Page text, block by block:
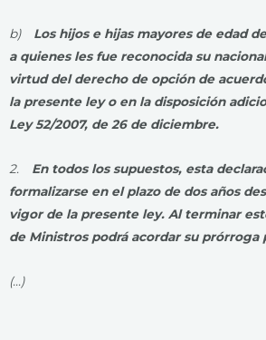
b) Los hijos e hijas mayores de edad
a quienes les fue reconocida su
virtud del derecho de opción de
la presente ley o en la disposición
Ley 52/2007, de 26 de diciembre.
2. En todos los supuestos, esta
formalizarse en el plazo de dos años
vigor de la presente ley. Al terminar
de Ministros podrá acordar su prórroga
(…)